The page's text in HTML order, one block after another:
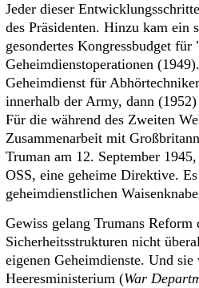
Jeder dieser
des Präsidenten. Hinzu kam ein
gesondertes Kongressbudget
Geheimdienstoperationen
Geheimdienst für
innerhalb der Army, dann
Für die während des Zweiten
Zusammenarbeit mit
Truman am 12. September
OSS, eine geheime Direktive.
geheimdienstlichen
Gewiss gelang Trumans
Sicherheitsstrukturen nicht
eigenen Geheimdienste. Und
Heeresministerium (War